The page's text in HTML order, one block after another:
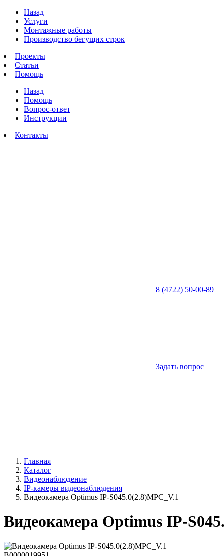
Назад
Услуги
Монтажные работы
Производство бегущих строк
Проекты
Статьи
Помощь
Назад
Помощь
Вопрос-ответ
Инструкции
Контакты
8 (4722) 50-00-89
Задать вопрос
Главная
Каталог
Видеонаблюдение
IP-камеры видеонаблюдения
Видеокамера Optimus IP-S045.0(2.8)MPC_V.1
Видеокамера Optimus IP-